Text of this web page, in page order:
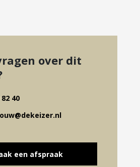
over dit
40
een afspraak